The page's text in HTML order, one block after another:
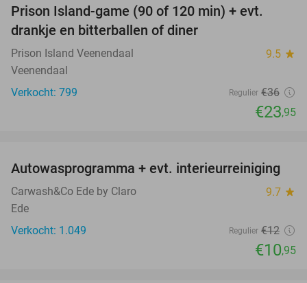
Prison Island-game (90 of 120 min) + evt.
drankje en bitterballen of diner
Prison Island Veenendaal 9.5 star
Veenendaal
Verkocht: 799
Regulier €36
€23,95
9%
Autowasprogramma + evt. interieurreiniging
Carwash&Co Ede by Claro 9.7 star
Ede
Verkocht: 1.049
Regulier €12
€10,95